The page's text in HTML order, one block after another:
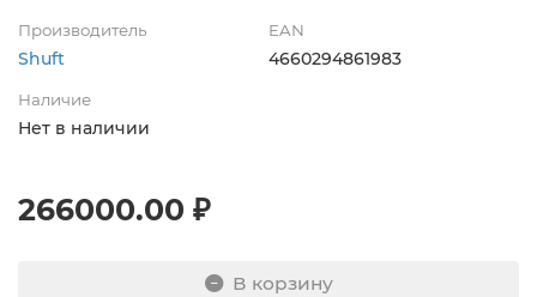
Производитель
Shuft
EAN
4660294861983
Наличие
Нет в наличии
266000.00 ₽
В корзину